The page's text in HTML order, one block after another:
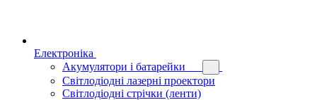
Електроніка
Акумулятори і батарейки
Світлодіодні лазерні проектори
Світлодіодні стрічки (ленти)